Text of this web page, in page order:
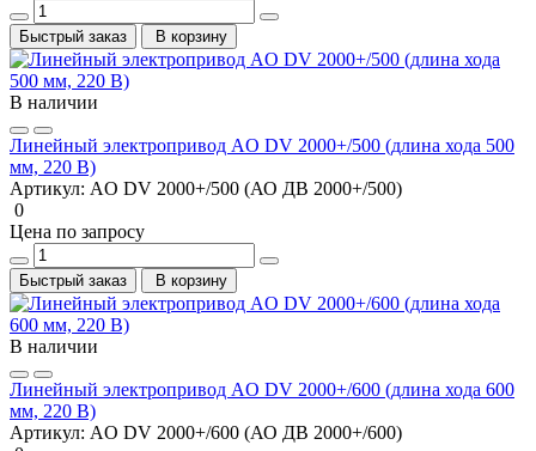
Быстрый заказ В корзину
В наличии
Линейный электропривод AO DV 2000+/500 (длина хода 500
мм, 220 В)
Артикул: AO DV 2000+/500 (АО ДВ 2000+/500)
0
Цена по запросу
Быстрый заказ В корзину
В наличии
Линейный электропривод AO DV 2000+/600 (длина хода 600
мм, 220 В)
Артикул: AO DV 2000+/600 (АО ДВ 2000+/600)